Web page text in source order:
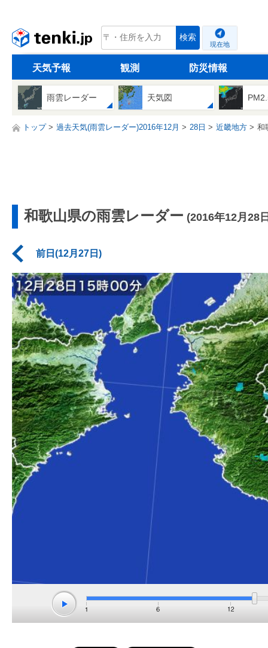
tenki.jp 検索
現在地
天気予報 観測 防災情報
雨雲レーダー 天気図
トップ 過去天気(雨雲レーダー)2016年12月 28日 近畿地方 和
和歌山県の雨雲レーダー (2016年12月28
前日(12月27日)